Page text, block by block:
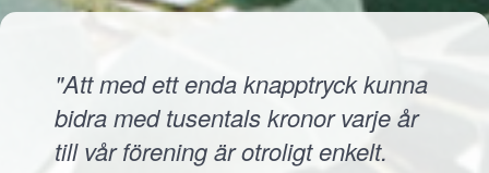
"Att med ett enda knapptryck kunna
bidra med tusentals kronor varje år
till vår förening är otroligt enkelt.